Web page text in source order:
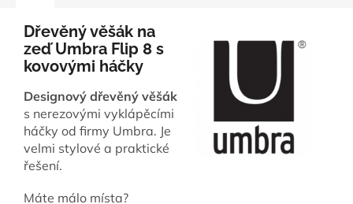
Dřevěný věšák na
zeď Umbra Flip 8 s
kovovými háčky
Designový dřevěný věšák
s nerezovými vyklápěcími
háčky od firmy Umbra. Je
velmi stylové a praktické
řešení.
Máte málo místa?